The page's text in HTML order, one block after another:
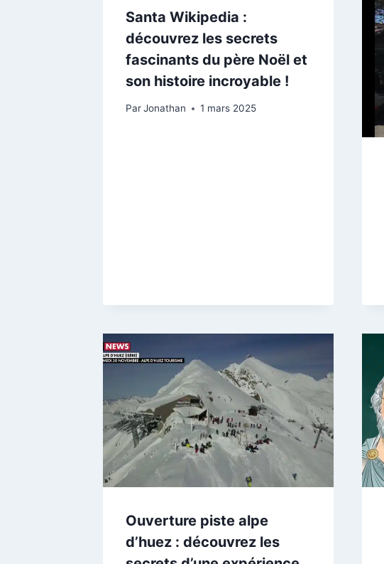
Santa Wikipedia :
découvrez les secrets
fascinants du père Noël et
son histoire incroyable !
ParJonathan 1 mars 2025
Ouverture piste alpe
d’huez : découvrez les